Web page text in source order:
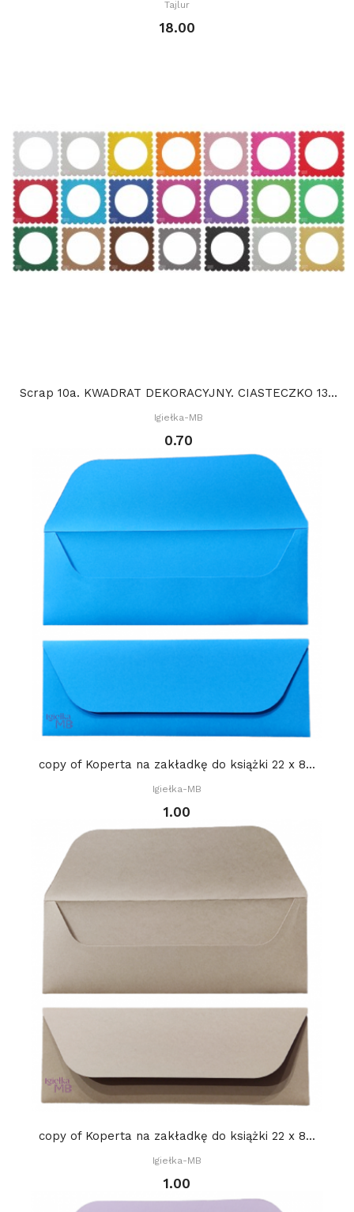
Tajlur
18.00
Scrap 10a. KWADRAT DEKORACYJNY. CIASTECZKO 13...
Igiełka-MB
0.70
copy of Koperta na zakładkę do książki 22 x 8...
Igiełka-MB
1.00
copy of Koperta na zakładkę do książki 22 x 8...
Igiełka-MB
1.00